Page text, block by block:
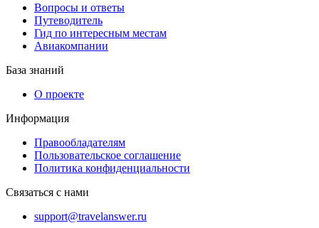
Вопросы и ответы
Путеводитель
Гид по интересным местам
Авиакомпании
База знаний
О проекте
Информация
Правообладателям
Пользовательское соглашение
Политика конфиденциальности
Связаться с нами
support@travelanswer.ru